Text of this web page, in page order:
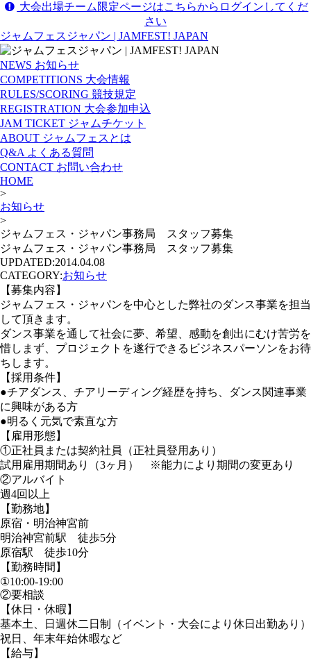
大会出場チーム限定ページはこちらからログインしてくだ
さい
ジャムフェスジャパン | JAMFEST! JAPAN
NEWS お知らせ
COMPETITIONS 大会情報
RULES/SCORING 競技規定
REGISTRATION 大会参加申込
JAM TICKET ジャムチケット
ABOUT ジャムフェスとは
Q&A よくある質問
CONTACT お問い合わせ
HOME
>
お知らせ
>
ジャムフェス・ジャパン事務局 スタッフ募集
ジャムフェス・ジャパン事務局 スタッフ募集
UPDATED:2014.04.08
CATEGORY:お知らせ
【募集内容】
ジャムフェス・ジャパンを中心とした弊社のダンス事業を担当
して頂きます。
ダンス事業を通して社会に夢、希望、感動を創出にむけ苦労を
惜しまず、プロジェクトを遂行できるビジネスパーソンをお待
ちします。
【採用条件】
●チアダンス、チアリーディング経歴を持ち、ダンス関連事業
に興味がある方
●明るく元気で素直な方
【雇用形態】
①正社員または契約社員（正社員登用あり）
試用雇用期間あり（3ヶ月） ※能力により期間の変更あり
②アルバイト
週4回以上
【勤務地】
原宿・明治神宮前
明治神宮前駅 徒歩5分
原宿駅 徒歩10分
【勤務時間】
①10:00-19:00
②要相談
【休日・休暇】
基本土、日週休二日制（イベント・大会により休日出勤あり）
祝日、年末年始休暇など
【給与】